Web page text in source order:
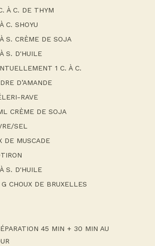
À C. DE THYM
C. SHOYU
S. CRÈME DE SOJA
S. D'HUILE
1 C. À C.
D’AMANDE
RAVE
CRÈME DE SOJA
SEL
DE MUSCADE
S. D'HUILE
CHOUX DE BRUXELLES
45 MIN + 30 MIN AU